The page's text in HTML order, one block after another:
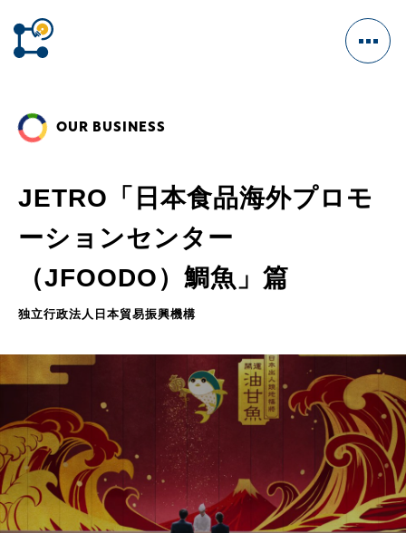
HOME
OUR BUSINESS
CM/VFX
ENTERTAINMENT
GAME
WEBSITE DESIGN
INTERACTIVE VIDEO
REAL ESTATE
OUR VISION
COMPANY
OUR BUSINESS
JETRO「日本食品海外プロモ
ーションセンター
（JFOODO）鯛魚」篇
独立行政法人日本貿易振興機構